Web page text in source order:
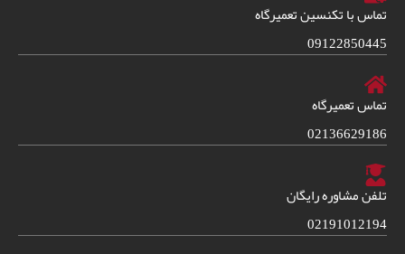
تماس با تکنسین تعمیرگاه
09122850445
تماس تعمیرگاه
02136629186
تلفن مشاوره رایگان
02191012194